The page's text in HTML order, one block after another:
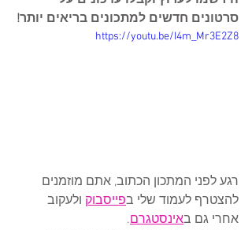
סרטונים חדשים למתכונים בריאים יותר!
https://youtu.be/I4m_Mr3E2Z8
רגע לפני המתכון הכתוב, אתם מוזמנים
להצטרף לעמוד שלי בפייסבוק ולעקוב
אחרי גם באינסטגרם.